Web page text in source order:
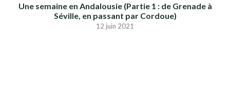
Une semaine en Andalousie (Partie 1 : de Grenade à
Séville, en passant par Cordoue)
12 juin 2021